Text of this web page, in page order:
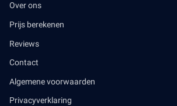
Over ons
Prijs berekenen
Reviews
Contact
Algemene voorwaarden
Privacyverklaring